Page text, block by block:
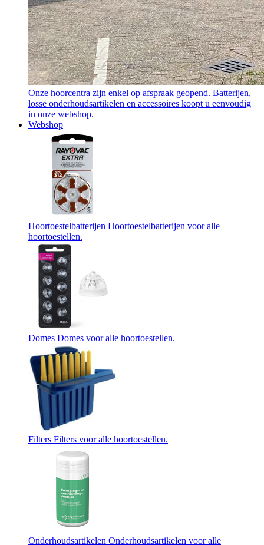
Onze hoorcentra zijn enkel op afspraak geopend. Batterijen,
losse onderhoudsartikelen en accessoires koopt u eenvoudig
in onze webshop.
Webshop
Hoortoestelbatterijen Hoortoestelbatterijen voor alle
hoortoestellen.
Domes Domes voor alle hoortoestellen.
Filters Filters voor alle hoortoestellen.
Onderhoudsartikelen Onderhoudsartikelen voor alle